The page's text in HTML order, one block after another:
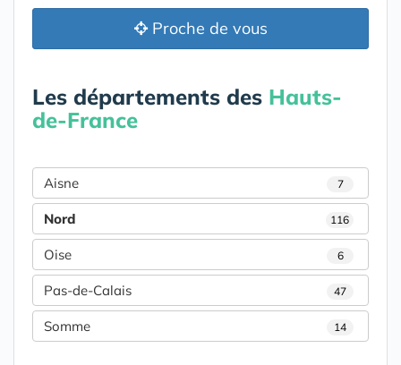
Proche de vous
Les départements des Hauts-
de-France
Aisne 7
Nord 116
Oise 6
Pas-de-Calais 47
Somme 14